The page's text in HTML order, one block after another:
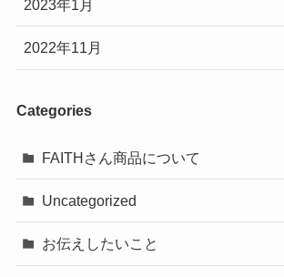
2023年1月
2022年11月
Categories
FAITHさん商品について
Uncategorized
お伝えしたいこと